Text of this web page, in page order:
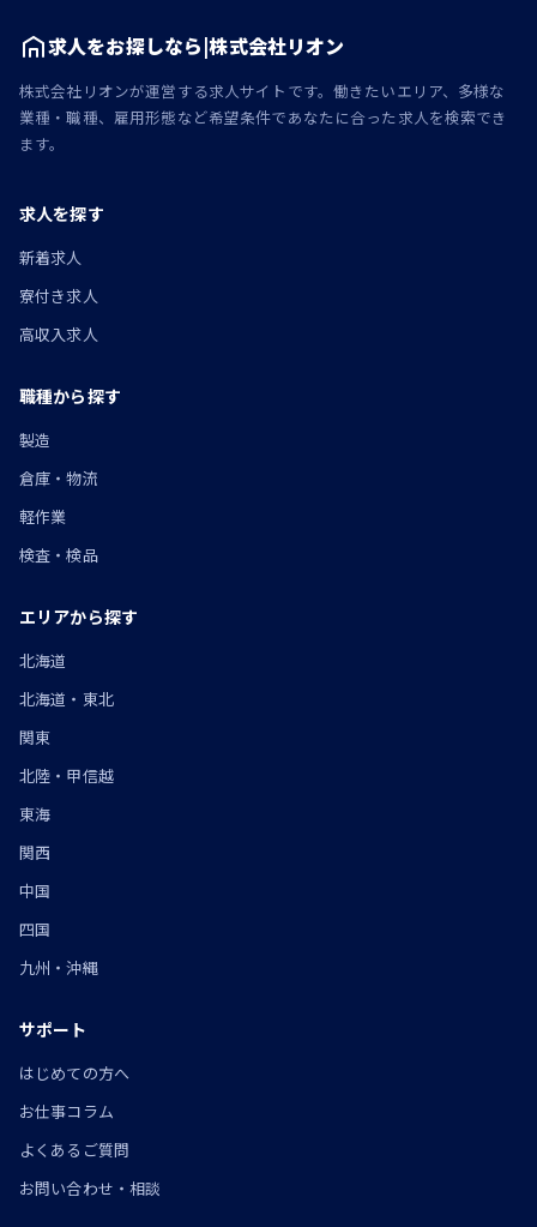
求人をお探しなら|株式会社リオン
株式会社リオンが運営する求人サイトです。働きたいエリア、多様な
業種・職種、雇用形態など希望条件であなたに合った求人を検索でき
ます。
求人を探す
新着求人
寮付き求人
高収入求人
職種から探す
製造
倉庫・物流
軽作業
検査・検品
エリアから探す
北海道
北海道・東北
関東
北陸・甲信越
東海
関西
中国
四国
九州・沖縄
サポート
はじめての方へ
お仕事コラム
よくあるご質問
お問い合わせ・相談